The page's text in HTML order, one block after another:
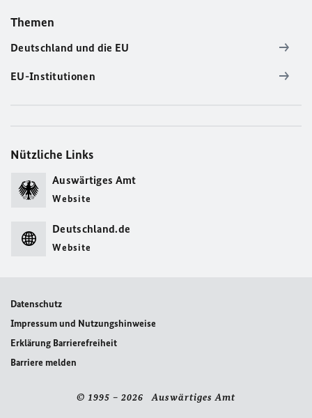
Themen
Deutschland und die EU
EU-Institutionen
Nützliche Links
Auswärtiges Amt
Website
Deutschland.de
Website
Datenschutz
Impressum und Nutzungshinweise
Erklärung Barrierefreiheit
Barriere melden
© 1995 – 2026 Auswärtiges Amt